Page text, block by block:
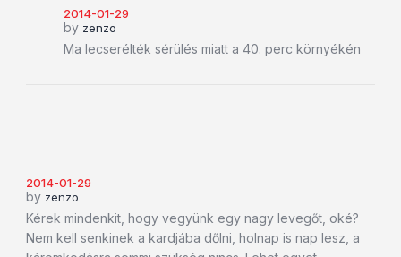
2014-01-29
by zenzo
Ma lecserélték sérülés miatt a 40. perc környékén
2014-01-29
by zenzo
Kérek mindenkit, hogy vegyünk egy nagy levegőt, oké?
Nem kell senkinek a kardjába dőlni, holnap is nap lesz, a